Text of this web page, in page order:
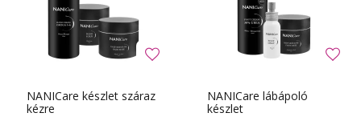
NANICare készlet száraz
kézre
NANICare lábápoló
készlet